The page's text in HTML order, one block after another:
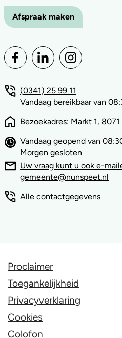
Afspraak maken
(0341) 25 99 11
Vandaag bereikbaar van
Bezoekadres: Markt 1,
Vandaag geopend van
Morgen gesloten
Uw vraag kunt u ook e-
gemeente@nunspeet.nl
Alle contactgegevens
Proclaimer
Toegankelijkheid
Privacyverklaring
Cookies
Colofon